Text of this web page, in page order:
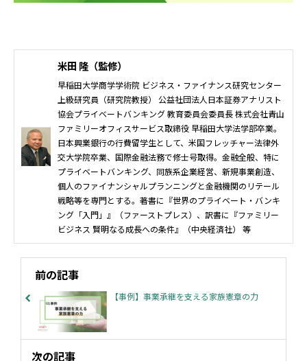
米田 隆（監修）
早稲田大学商学学術院 ビジネス・ファイナンス研究センター
上級研究員（研究院教授） 公益社団法人日本証券アナリスト
協会プライベートバンキング 教育委員会委員長 株式会社青山
ファミリーオフィスサービス取締役 早稲田大学法学部卒業。
日本興業銀行の行費留学生として、米国フレッチャー法律外
交大学院卒業、国際金融法務で修士号取得。金融全般、特に
プライベートバンキング、同族系企業経営、新規事業創造、
個人のファイナンシャルプランニングと金融機関のリテール
戦略等を専門とする。著書に『世界のプライベート・バンキ
ング「入門」』（ファーストプレス）、訳書に『ファミリー
ビジネス 賢明なる成長への条件』（中央経済社） 等
前の記事
【事例】事業承継を支える家族憲章の力
次の記事